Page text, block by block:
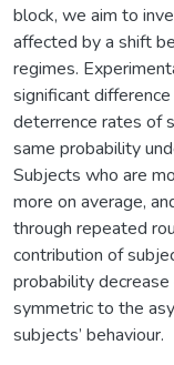
block, we aim to
affected by a shift
regimes.
significant
deterrence rates of
same probability
Subjects who are
more on average,
through repeated
contribution of
probability
symmetric to the
subjects’ behaviour.